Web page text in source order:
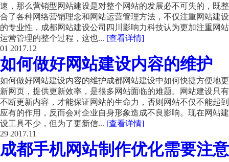
速，那么营销型网站建设是对整个网站的发展必不可失的，既整
合了各种网络营销理念和网站运营管理方法，不仅注重网站建设
的专业性，成都网站建设公司四川影响力科技认为更加注重网站
运营管理的整个过程，这也... [查看详情]
01 2017.12
如何做好网站建设内容的维护
如何做好网站建设内容的维护成都网站建设中如何快捷方便地更
新网页，提供更新效率，是很多网站面临的难题。网站建设只有
不断更新内容，才能保证网站的生命力，否则网站不仅不能起到
应有的作用，反而会对企业自身形象造成不良影响。现在网站建
设工具不少，但为了更新信... [查看详情]
29 2017.11
成都手机网站制作优化需要注意